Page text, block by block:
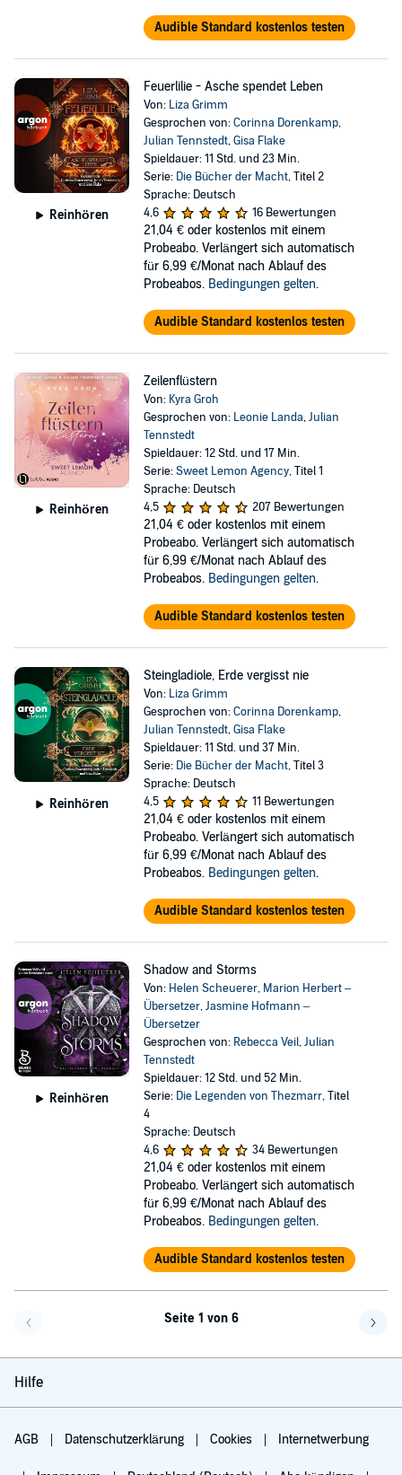
Audible Standard kostenlos testen
Reinhören
Feuerlilie - Asche spendet Leben
Von: Liza Grimm
Gesprochen von:Corinna Dorenkamp,
Julian Tennstedt,Gisa Flake
Spieldauer: 11 Std. und 23 Min.
Serie: Die Bücher der Macht, Titel 2
Sprache: Deutsch
4,6
16 Bewertungen
21,04 € oder kostenlos mit einem
Probeabo. Verlängert sich automatisch
für 6,99 €/Monat nach Ablauf des
Probeabos. Bedingungen gelten.
Audible Standard kostenlos testen
Reinhören
Zeilenflüstern
Von: Kyra Groh
Gesprochen von: Leonie Landa,Julian
Tennstedt
Spieldauer: 12 Std. und 17 Min.
Serie:Sweet Lemon Agency, Titel 1
Sprache: Deutsch
4,5
207 Bewertungen
21,04 € oder kostenlos mit einem
Probeabo. Verlängert sich automatisch
für 6,99 €/Monat nach Ablauf des
Probeabos. Bedingungen gelten.
Audible Standard kostenlos testen
Reinhören
Steingladiole, Erde vergisst nie
Von: Liza Grimm
Gesprochen von:Corinna Dorenkamp,
Julian Tennstedt,Gisa Flake
Spieldauer: 11 Std. und 37 Min.
Serie: Die Bücher der Macht, Titel 3
Sprache: Deutsch
4,5
11 Bewertungen
21,04 € oder kostenlos mit einem
Probeabo. Verlängert sich automatisch
für 6,99 €/Monat nach Ablauf des
Probeabos. Bedingungen gelten.
Audible Standard kostenlos testen
Reinhören
Shadow and Storms
Von: Helen Scheuerer, Marion Herbert –
Übersetzer,Jasmine Hofmann –
Übersetzer
Gesprochen von: Rebecca Veil,Julian
Tennstedt
Spieldauer: 12 Std. und 52 Min.
Serie: Die Legenden von Thezmarr, Titel
4
Sprache: Deutsch
4,6
34 Bewertungen
21,04 € oder kostenlos mit einem
Probeabo. Verlängert sich automatisch
für 6,99 €/Monat nach Ablauf des
Probeabos. Bedingungen gelten.
Audible Standard kostenlos testen
Seite 1 von 6
Hilfe
AGB Datenschutzerklärung Cookies Internetwerbung